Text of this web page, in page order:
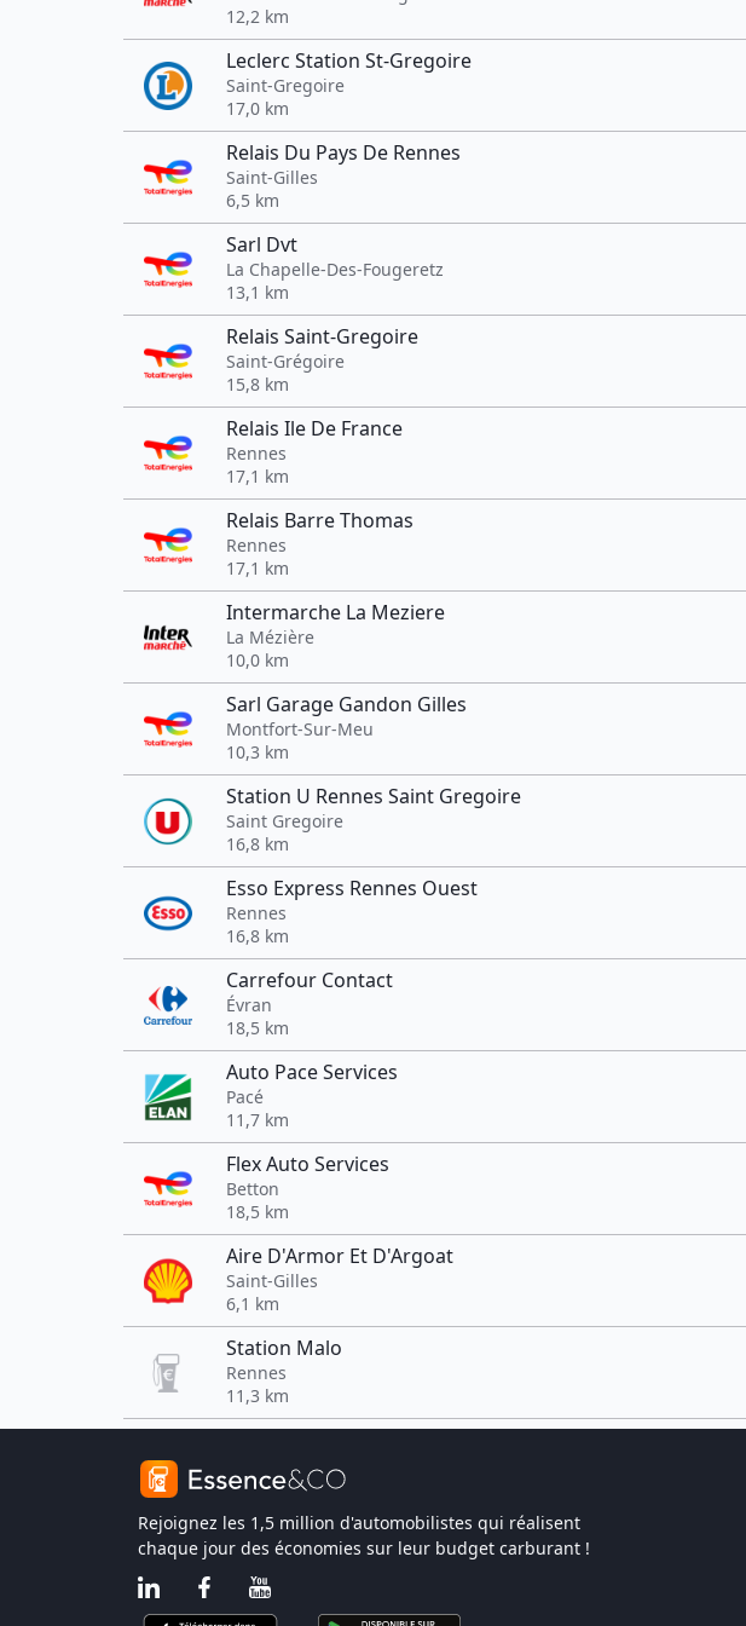
12,2 km
Leclerc Station St-Gregoire
Saint-Gregoire
17,0 km
Relais Du Pays De Rennes
Saint-Gilles
6,5 km
Sarl Dvt
La Chapelle-Des-Fougeretz
13,1 km
Relais Saint-Gregoire
Saint-Grégoire
15,8 km
Relais Ile De France
Rennes
17,1 km
Relais Barre Thomas
Rennes
17,1 km
Intermarche La Meziere
La Mézière
10,0 km
Sarl Garage Gandon Gilles
Montfort-Sur-Meu
10,3 km
Station U Rennes Saint Gregoire
Saint Gregoire
16,8 km
Esso Express Rennes Ouest
Rennes
16,8 km
Carrefour Contact
Évran
18,5 km
Auto Pace Services
Pacé
11,7 km
Flex Auto Services
Betton
18,5 km
Aire D'Armor Et D'Argoat
Saint-Gilles
6,1 km
Station Malo
Rennes
11,3 km
Rejoignez les 1,5 million d'automobilistes qui réalisent
chaque jour des économies sur leur budget carburant !